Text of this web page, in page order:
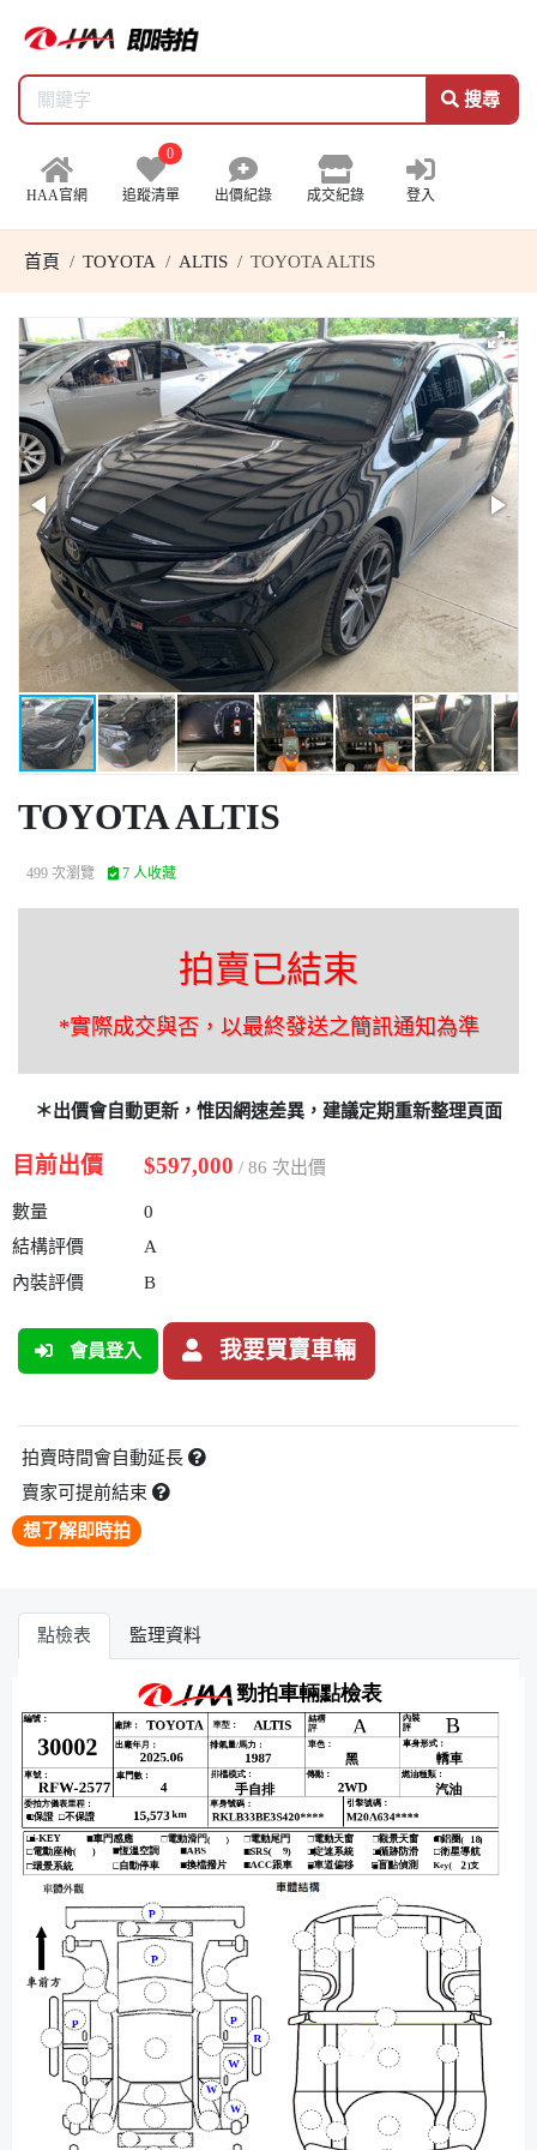
搜尋
HAA官網
0
追蹤清單 出價紀錄 成交紀錄 登入
首頁 TOYOTA ALTIS TOYOTA ALTIS
TOYOTA ALTIS
499 次瀏覽 7 人收藏
拍賣已結束
*實際成交與否，以最終發送之簡訊通知為準
＊出價會自動更新，惟因網速差異，建議定期重新整理頁面
目前出價 $597,000 / 86 次出價
數量
0
結構評價
A
內裝評價
B
會員登入 我要買賣車輛
拍賣時間會自動延長
賣家可提前結束
想了解即時拍
點檢表 監理資料